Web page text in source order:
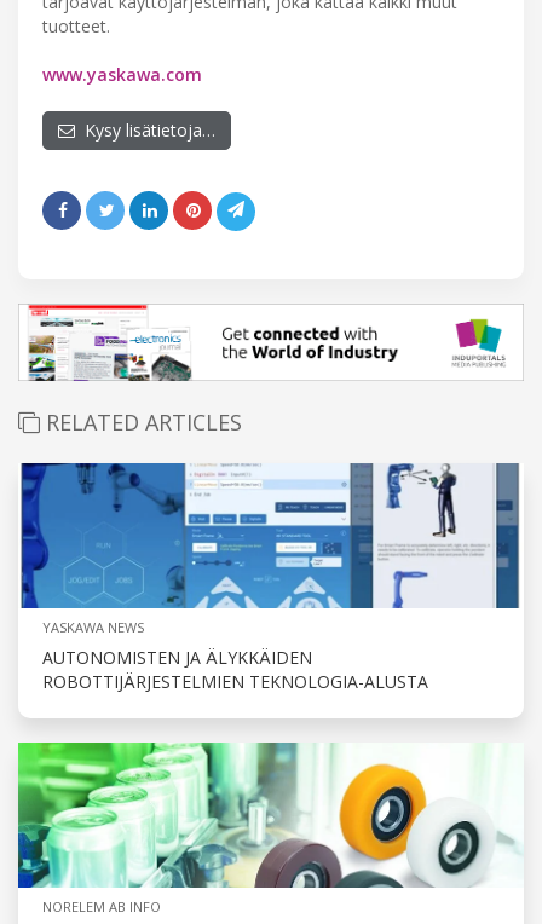
tuotteet.
www.yaskawa.com
Kysy lisätietoja…
RELATED ARTICLES
YASKAWA NEWS
AUTONOMISTEN JA ÄLYKKÄIDEN
ROBOTTIJÄRJESTELMIEN TEKNOLOGIA-ALUSTA
NORELEM AB INFO